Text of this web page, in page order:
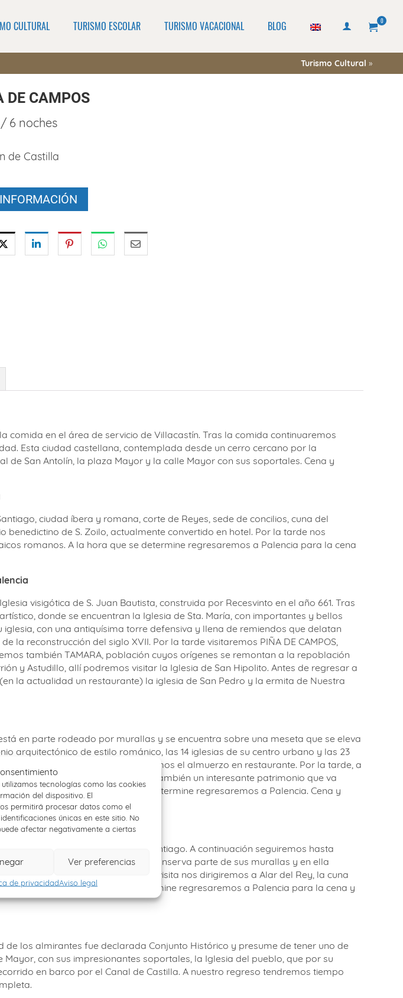
tecnologías como las cookies
del dispositivo. El
permitirá procesar datos como el
únicas en este sitio. No
afectar negativamente a ciertas
Ver preferencias
de privacidadAviso legal
CULTURAL TURISMO ESCOLAR TURISMO VACACIONAL BLOG 0
Turismo Cultural »
DE CAMPOS
6 noches
de Castilla
en el área de servicio de Villacastín. Tras la comida continuaremos
Esta ciudad castellana, contemplada desde un cerro cercano por la
San Antolín, la plaza Mayor y la calle Mayor con sus soportales. Cena y
ciudad íbera y romana, corte de Reyes, sede de concilios, cuna del
de S. Zoilo, actualmente convertido en hotel. Por la tarde nos
romanos. A la hora que se determine regresaremos a Palencia para la cena
visigótica de S. Juan Bautista, construida por Recesvinto en el año 661. Tras
donde se encuentran la Iglesia de Sta. María, con importantes y bellos
con una antiquísima torre defensiva y llena de remiendos que delatan
la reconstrucción del siglo XVII. Por la tarde visitaremos PIÑA DE CAMPOS,
también TAMARA, población cuyos orígenes se remontan a la repoblación
y Astudillo, allí podremos visitar la Iglesia de San Hipolito. Antes de regresar a
la actualidad un restaurante) la iglesia de San Pedro y la ermita de Nuestra
en parte rodeado por murallas y se encuentra sobre una meseta que se eleva
arquitectónico de estilo románico, las 14 iglesias de su centro urbano y las 23
románicos de Europa. Tendremos el almuerzo en restaurante. Por la tarde, a
Conocida por su vino ofrece también un interesante patrimonio que va
del siglo XII. A la hora que se determine regresaremos a Palencia. Cena y
joya románica del Camino de Santiago. A continuación seguiremos hasta
industria galletera. Esta ciudad conserva parte de sus murallas y en ella
la Iglesia de S. Miguel. Tras esta visita nos dirigiremos a Alar del Rey, la cuna
Pisuerga. A la hora que se determine regresaremos a Palencia para la cena y
los almirantes fue declarada Conjunto Histórico y presume de tener uno de
con sus impresionantes soportales, la Iglesia del pueblo, que por su
en barco por el Canal de Castilla. A nuestro regreso tendremos tiempo